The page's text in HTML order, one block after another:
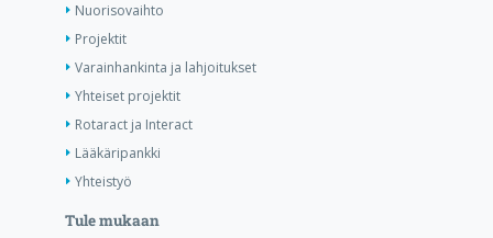
Nuorisovaihto
Projektit
Varainhankinta ja lahjoitukset
Yhteiset projektit
Rotaract ja Interact
Lääkäripankki
Yhteistyö
Tule mukaan